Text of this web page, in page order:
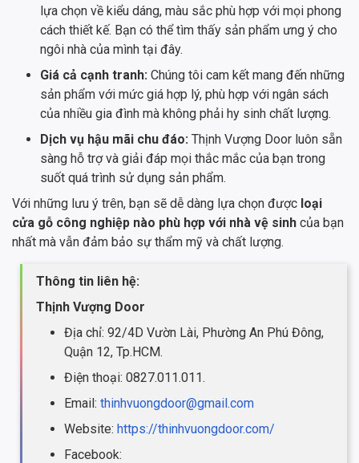
lựa chọn về kiểu dáng, màu sắc phù hợp với mọi phong
cách thiết kế. Bạn có thể tìm thấy sản phẩm ưng ý cho
ngôi nhà của mình tại đây.
Giá cả cạnh tranh: Chúng tôi cam kết mang đến những
sản phẩm với mức giá hợp lý, phù hợp với ngân sách
của nhiều gia đình mà không phải hy sinh chất lượng.
Dịch vụ hậu mãi chu đáo: Thịnh Vượng Door luôn sẵn
sàng hỗ trợ và giải đáp mọi thắc mắc của bạn trong
suốt quá trình sử dụng sản phẩm.
Với những lưu ý trên, bạn sẽ dễ dàng lựa chọn được loại
cửa gỗ công nghiệp nào phù hợp với nhà vệ sinh của bạn
nhất mà vẫn đảm bảo sự thẩm mỹ và chất lượng.
Thông tin liên hệ:
Thịnh Vượng Door
Địa chỉ: 92/4D Vườn Lài, Phường An Phú Đông,
Quận 12, Tp.HCM.
Điện thoại: 0827.011.011.
Email: thinhvuongdoor@gmail.com
Website: https://thinhvuongdoor.com/
Facebook: